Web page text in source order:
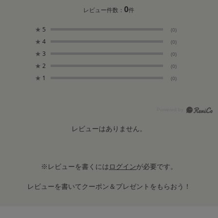
レビュー件数：0件
★ 5 (0)
★ 4 (0)
★ 3 (0)
★ 2 (0)
★ 1 (0)
レビューはありません。
※レビューを書くにはログインが必要です。
レビューを書いてクーポン＆プレゼントをもらおう！